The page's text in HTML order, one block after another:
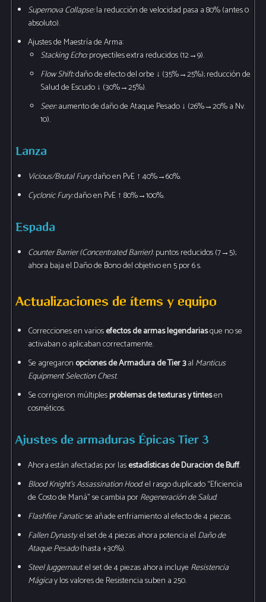
Supernova Collapse:la reducción de velocidad pasa a 80% (antes 0
absoluto).
Ajustes de Maestría de Arma:
Stacking Echo:proyectiles extra reducidos (12→9).
Flow Shift:daño de efecto del orbe ↓ (35%→25%); reducción de
Salud de Escudo ↓ (30%→25%).
Seer:aumento de daño de Ataque Pesado ↓ (26%→20% a Nv.
10).
Lanza
Vicious/Brutal Fury:daño en PvE ↑ 40%→60%.
Cyclonic Fury:daño en PvE ↑ 80%→100%.
Espada
Counter Barrier (Concentrated Barrier): puntos reducidos (7→5);
ahora baja el Daño de Bono del objetivo en 5 por 6 s.
Actualizaciones de ítems y equipo
Correcciones en variosefectos de armas legendariasque no se
activaban o aplicaban correctamente.
Se agregaronopciones de Armadura de Tier 3al Manticus
Equipment Selection Chest.
Se corrigieron múltiplesproblemas de texturas y tintesen
cosméticos.
Ajustes de armaduras Épicas Tier 3
Ahora están afectadas por lasestadísticas de Duración de Buff.
Blood Knight’s Assassination Hood: el rasgo duplicado “Eficiencia
de Costo de Maná” se cambia porRegeneración de Salud.
Flashfire Fanatic: se añade enfriamiento al efecto de 4 piezas.
Fallen Dynasty: el set de 4 piezas ahora potencia el Daño de
Ataque Pesado(hasta +30%).
Steel Juggernaut: el set de 4 piezas ahora incluye Resistencia
Mágicay los valores de Resistencia suben a 250.